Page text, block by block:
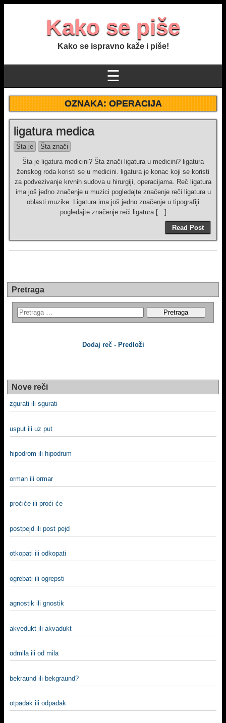
Kako se piše
Kako se ispravno kaže i piše!
☰
OZNAKA:OPERACIJA
ligatura medica
Šta je
Šta znači
Šta je ligatura medicini? Šta znači ligatura u medicini? ligatura
ženskog roda koristi se u medicini. ligatura je konac koji se koristi
za podvezivanje krvnih sudova u hirurgiji, operacijama. Reč ligatura
ima još jedno značenje u muzici pogledajte značenje reči ligatura u
oblasti muzike. Ligatura ima još jedno značenje u tipografiji
pogledajte značenje reči ligatura […]
Read Post
Pretraga
Dodaj reč - Predloži
Nove reči
zgurati ili sgurati
usput ili uz put
hipodrom ili hipodrum
orman ili ormar
proćiće ili proći će
postpejd ili post pejd
otkopati ili odkopati
ogrebati ili ogrepsti
agnostik ili gnostik
akvedukt ili akvadukt
odmila ili od mila
bekraund ili bekgraund?
otpadak ili odpadak